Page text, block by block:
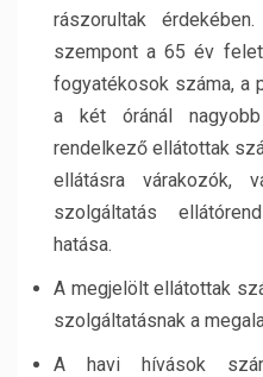
rászorultak
szempont a 65 év
fogyatékosok száma, a
a két óránál
rendelkező ellátottak
ellátásra várakozók,
szolgáltatás
hatása.
A megjelölt ellátottak
szolgáltatásnak a
A havi hívások